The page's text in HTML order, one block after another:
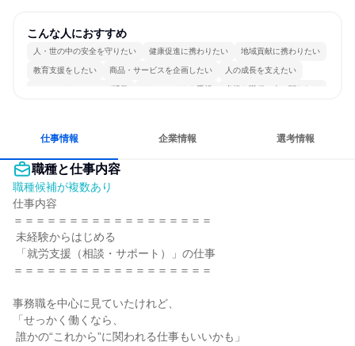
こんな人におすすめ
人・世の中の安全を守りたい 健康促進に携わりたい 地域貢献に携わりたい
教育支援をしたい 商品・サービスを企画したい 人の成長を支えたい
コミュニケーションが活発 チームワークを重視 多様な職種の人と関われる
仕事情報 企業情報 選考情報
職種と仕事内容
職種候補が複数あり
仕事内容
＝＝＝＝＝＝＝＝＝＝＝＝＝＝＝＝＝＝
＝＝＝＝＝＝＝＝＝＝＝＝＝＝＝＝＝＝
事務職を中心に見ていたけれど、
「せっかく働くなら、